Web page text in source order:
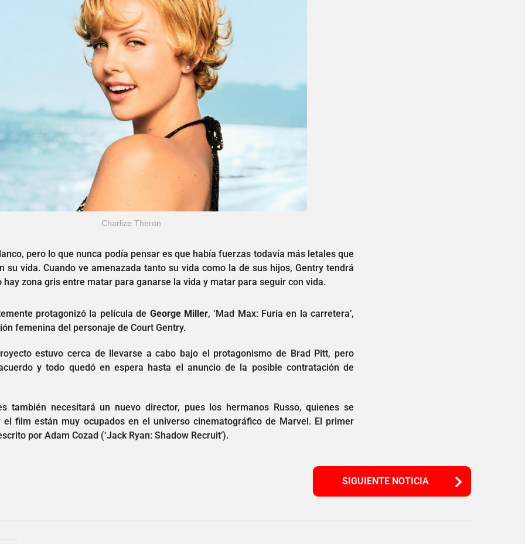
Charlize Theron
pero lo que nunca podía pensar es que había fuerzas todavía más letales que
su vida. Cuando ve amenazada tanto su vida como la de sus hijos, Gentry tendrá
hay zona gris entre matar para ganarse la vida y matar para seguir con vida.
protagonizó la película de George Miller, ‘Mad Max: Furia en la carretera’,
femenina del personaje de Court Gentry.
estuvo cerca de llevarse a cabo bajo el protagonismo de Brad Pitt, pero
y todo quedó en espera hasta el anuncio de la posible contratación de
también necesitará un nuevo director, pues los hermanos Russo, quienes se
film están muy ocupados en el universo cinematográfico de Marvel. El primer
por Adam Cozad (‘Jack Ryan: Shadow Recruit’).
SIGUIENTE NOTICIA